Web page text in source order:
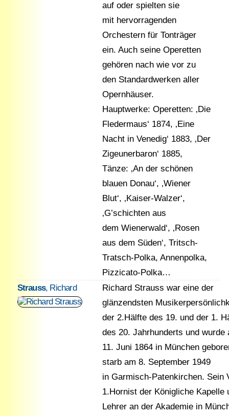
auf oder spielten sie
mit hervorragenden
Orchestern für Tonträger
ein. Auch seine Operetten
gehören nach wie vor zu
den Standardwerken aller
Opernhäuser.
Hauptwerke: Operetten: ‚Die
Fledermaus‘ 1874, ‚Eine
Nacht in Venedig‘ 1883, ‚Der
Zigeunerbaron‘ 1885,
Tänze: ‚An der schönen
blauen Donau‘, ‚Wiener
Blut‘, ‚Kaiser-Walzer‘,
‚G’schichten aus
dem Wienerwald‘, ‚Rosen
aus dem Süden‘, Tritsch-
Tratsch-Polka, Annenpolka,
Pizzicato-Polka…
Strauss, Richard
Richard Strauss war eine der
glänzendsten
der 2.Hälfte des 19. und der 1.
des 20. Jahrhunderts und wurde
11. Juni 1864 in München
starb am 8. September 1949
in Garmisch-Patenkirchen. Sein
1.Hornist der Königliche Kapelle
Lehrer an der Akademie in